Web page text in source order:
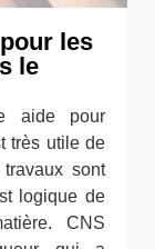
les
le
aide pour
très utile de
sont
logique de
CNS